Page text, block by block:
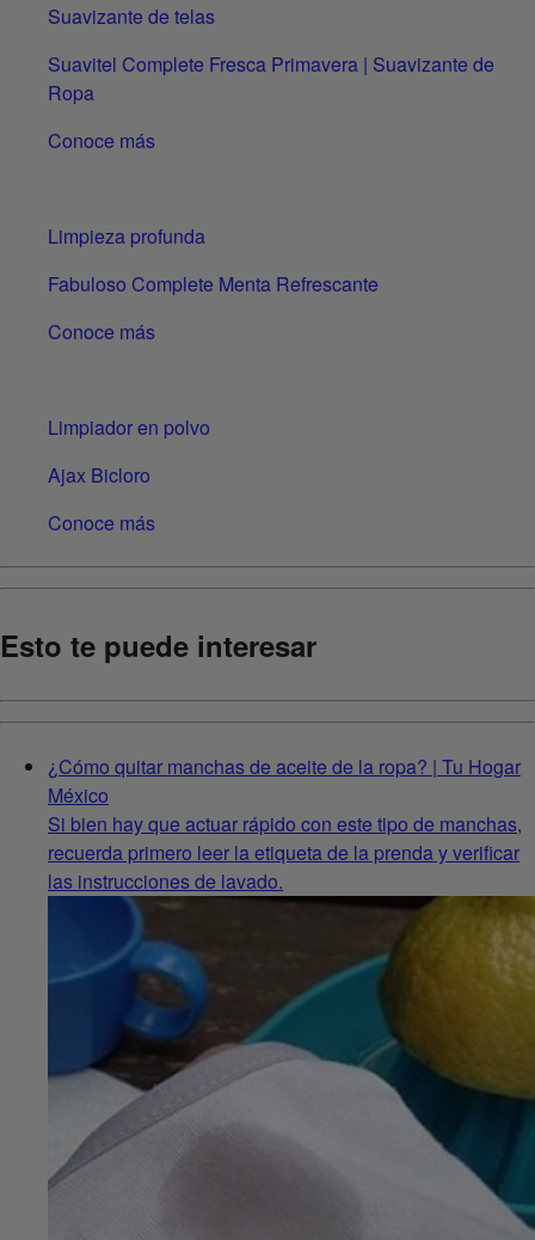
Suavizante de telas
Suavitel Complete Fresca Primavera | Suavizante de
Ropa
Conoce más
Limpieza profunda
Fabuloso Complete Menta Refrescante
Conoce más
Limpiador en polvo
Ajax Bicloro
Conoce más
Esto te puede interesar
¿Cómo quitar manchas de aceite de la ropa? | Tu Hogar
México
Si bien hay que actuar rápido con este tipo de manchas,
recuerda primero leer la etiqueta de la prenda y verificar
las instrucciones de lavado.